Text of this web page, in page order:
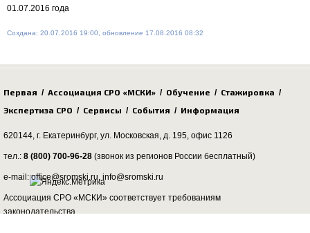
01.07.2016 года
Создана: 20.07.2016 19:00, обновление 17.08.2016 08:32
Первая / Ассоциация СРО «МСКИ» / Обучение / Стажировка /
Экспертиза СРО / Сервисы / События / Информация
620144, г. Екатеринбург, ул. Московская, д. 195, офис 1126
тел.: 8 (800) 700-96-28 (звонок из регионов России бесплатный)
e-mail: office@sromski.ru, info@sromski.ru
Ассоциация СРО «МСКИ» соответствует требованиям
законодательства